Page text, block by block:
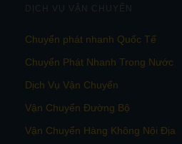
DỊCH VỤ VẬN CHUYỂN
Chuyển phát nhanh Quốc Tế
Chuyển Phát Nhanh Trong Nước
Dịch Vụ Vận Chuyển
Vận Chuyển Đường Bộ
Vận Chuyển Hàng Không Nội Địa